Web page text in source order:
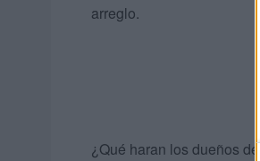
arreglo.
¿Qué haran los dueños